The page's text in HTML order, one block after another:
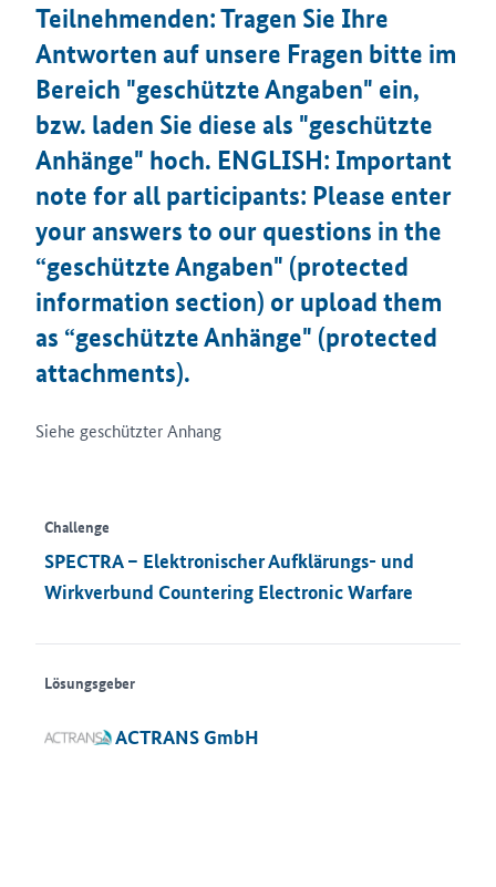
Teilnehmenden: Tragen Sie Ihre
Antworten auf unsere Fragen bitte im
Bereich "geschützte Angaben" ein,
bzw. laden Sie diese als "geschützte
Anhänge" hoch. ENGLISH: Important
note for all participants: Please enter
your answers to our questions in the
“geschützte Angaben" (protected
information section) or upload them
as “geschützte Anhänge" (protected
attachments).
Siehe geschützter Anhang
Challenge
SPECTRA – Elektronischer Aufklärungs- und
Wirkverbund Countering Electronic Warfare
Lösungsgeber
ACTRANS GmbH